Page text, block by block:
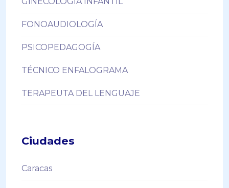
FONOAUDIOLOGÍA
PSICOPEDAGOGÍA
TÉCNICO ENFALOGRAMA
TERAPEUTA DEL LENGUAJE
Ciudades
Caracas